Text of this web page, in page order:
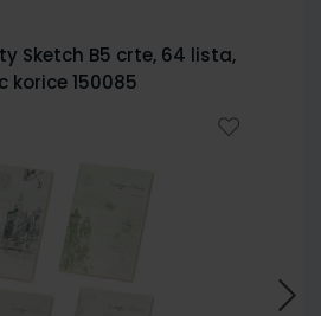
Sketch B5 crte, 64 lista,
korice 150085